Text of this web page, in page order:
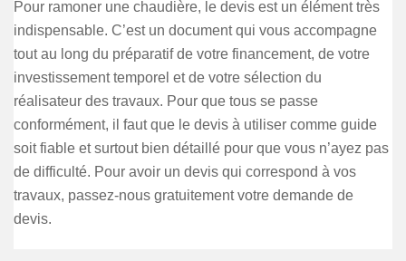
Pour ramoner une chaudière, le devis est un élément très
indispensable. C’est un document qui vous accompagne
tout au long du préparatif de votre financement, de votre
investissement temporel et de votre sélection du
réalisateur des travaux. Pour que tous se passe
conformément, il faut que le devis à utiliser comme guide
soit fiable et surtout bien détaillé pour que vous n’ayez pas
de difficulté. Pour avoir un devis qui correspond à vos
travaux, passez-nous gratuitement votre demande de
devis.